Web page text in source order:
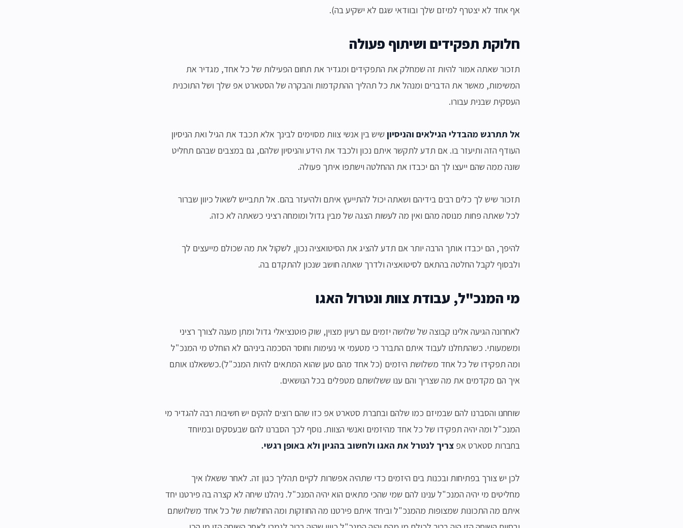
אף אחד לא יצטרף למיזם שלך ובוודאי שגם לא ישקיע בה).
חלוקת תפקידים ושיתוף פעולה
תזכור שאתה אמור להיות זה שמחלק את התפקידים ומגדיר את תחום הפעילות של כל אחד, מגדיר את
המשימות, מאשר את הדברים ומנהל את כל תהליך ההתקדמות והבקרה של הסטארט אפ שלך ושל התוכנית
העסקית שבנית עבורו.
אל תתרגש מהבדלי הגילאים והניסיון שיש בין אנשי צוות מסוימים לבינך אלא תכבד את הגיל ואת הניסיון
העודף הזה ותיעזר בו. אם תדע לתקשר איתם נכון ולכבד את הידע והניסיון שלהם, גם במצבים שבהם תחליט
שונה ממה שהם ייעצו לך הם יכבדו את ההחלטה וישתפו איתך פעולה.
תזכור שיש לך כלים רבים בידיהם ושאתה יכול להתייעץ איתם ולהיעזר בהם. אל תתבייש לשאול כיוון שברור
לכל שאתה פחות מנוסה מהם ואין מה לעשות הצגה של מבין גדול ומומחה רציני כשאתה לא כזה.
להיפך, הם יכבדו אותך הרבה יותר אם תדע להציג את הסיטואציה נכון, לשקול את מה שכולם מייעצים לך
ולבסוף לקבל החלטה בהתאם לסיטואציה ולדרך שאתה חושב שנכון להתקדם בה.
מי המנכ"ל, עבודת צוות ונטרול האגו
לאחרונה הגיעה אלינו קבוצה של שלושה יזמים עם רעיון מצוין, שוק פוטנציאלי גדול ומתן מענה לצורך רציני
ומשמעותי. כשהתחלנו לעבוד איתם התברר כי מטעמי אי נעימות וחוסר הסכמה ביניהם לא הוחלט מי המנכ"ל
ומה תפקידו של כל אחד משלושת היזמים (כל אחד מהם טען שהוא המתאים להיות המנכ"ל).כששאלנו אותם
איך הם מקדמים את מה שצריך והם ענו ששלושתם מטפלים בכל הנושאים.
שוחחנו והסברנו להם שבמיזם כמו שלהם ובחברת סטארט אפ כזו שהם רוצים להקים יש חשיבות רבה להגדיר מי
המנכ"ל ומה יהיה תפקידו של כל אחד מהיזמים ואנשי הצוות. נוסף לכך הסברנו להם שבעסקים ובמיוחד
בחברות סטארט אפ צריך לנטרל את האגו ולחשוב בהגיון ולא באופן רגשי.
לכן יש צורך בפתיחות ובכנות בים היזמים כדי שתהיה אפשרות לקיים תהליך כגון זה. לאחר ששאלו איך
מחליטים מי יהיה המנכ"ל ענינו להם שמי שהכי מתאים הוא יהיה המנכ"ל. ניהלנו שיחה לא קצרה בה פירטנו יחד
איתם מה התכונות שמצופות מהמנכ"ל וביחד איתם פירטנו מה החוזקות ומה החולשות של כל אחד משלושתם